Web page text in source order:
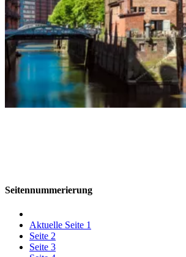
Seitennummerierung
Aktuelle Seite 1
Seite 2
Seite 3